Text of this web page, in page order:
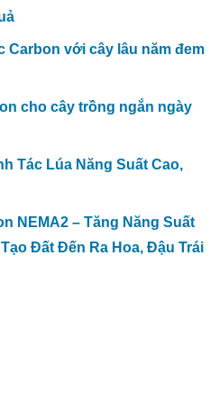
Carbon với cây lâu năm đem
cho cây trồng ngắn ngày
Tác Lúa Năng Suất Cao,
NEMA2 – Tăng Năng Suất
Đất Đến Ra Hoa, Đậu Trái